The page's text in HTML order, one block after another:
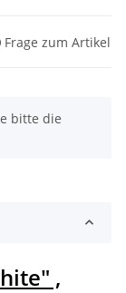
Frage zum Artikel
bitte die
,